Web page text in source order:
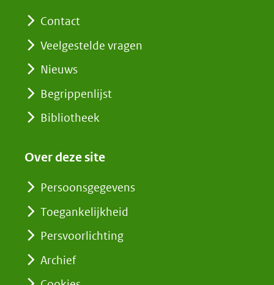
Contact
Veelgestelde vragen
Nieuws
Begrippenlijst
Bibliotheek
Over deze site
Persoonsgegevens
Toegankelijkheid
Persvoorlichting
Archief